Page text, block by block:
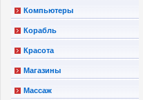
Компьютеры
Корабль
Красота
Магазины
Массаж